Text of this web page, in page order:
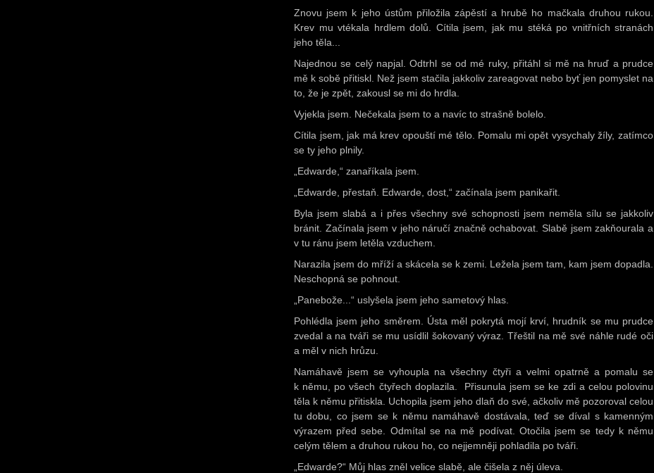
Znovu jsem k jeho ústům přiložila zápěstí a hrubě ho mačkala druhou rukou.
Krev mu vtékala hrdlem dolů. Cítila jsem, jak mu stéká po vnitřních stranách
jeho těla...
Najednou se celý napjal. Odtrhl se od mé ruky, přitáhl si mě na hruď a prudce
mě k sobě přitiskl. Než jsem stačila jakkoliv zareagovat nebo byť jen pomyslet na
to, že je zpět, zakousl se mi do hrdla.
Vyjekla jsem. Nečekala jsem to a navíc to strašně bolelo.
Cítila jsem, jak má krev opouští mé tělo. Pomalu mi opět vysychaly žíly, zatímco
se ty jeho plnily.
„Edwarde,“ zanaříkala jsem.
„Edwarde, přestaň. Edwarde, dost,“ začínala jsem panikařit.
Byla jsem slabá a i přes všechny své schopnosti jsem neměla sílu se jakkoliv
bránit. Začínala jsem v jeho náručí značně ochabovat. Slabě jsem zakňourala a
v tu ránu jsem letěla vzduchem.
Narazila jsem do mříží a skácela se k zemi. Ležela jsem tam, kam jsem dopadla.
Neschopná se pohnout.
„Panebože...“ uslyšela jsem jeho sametový hlas.
Pohlédla jsem jeho směrem. Ústa měl pokrytá mojí krví, hrudník se mu prudce
zvedal a na tváři se mu usídlil šokovaný výraz. Třeštil na mě své náhle rudé oči
a měl v nich hrůzu.
Namáhavě jsem se vyhoupla na všechny čtyři a velmi opatrně a pomalu se
k němu, po všech čtyřech doplazila. Přisunula jsem se ke zdi a celou polovinu
těla k němu přitiskla. Uchopila jsem jeho dlaň do své, ačkoliv mě pozoroval celou
tu dobu, co jsem se k němu namáhavě dostávala, teď se díval s kamenným
výrazem před sebe. Odmítal se na mě podívat. Otočila jsem se tedy k němu
celým tělem a druhou rukou ho, co nejjemněji pohladila po tváři.
„Edwarde?“ Můj hlas zněl velice slabě, ale čišela z něj úleva.